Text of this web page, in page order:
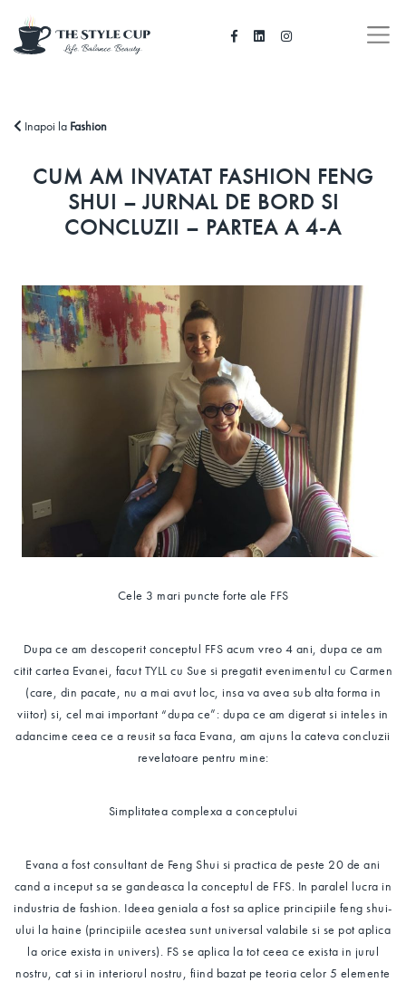
Inapoi la Fashion
CUM AM INVATAT FASHION FENG
SHUI – JURNAL DE BORD SI
CONCLUZII – PARTEA A 4-A
Cele 3 mari puncte forte ale FFS
Dupa ce am descoperit conceptul FFS acum vreo 4 ani, dupa ce am
citit cartea Evanei, facut TYLL cu Sue si pregatit evenimentul cu Carmen
(care, din pacate, nu a mai avut loc, insa va avea sub alta forma in
viitor) si, cel mai important “dupa ce”: dupa ce am digerat si inteles in
adancime ceea ce a reusit sa faca Evana, am ajuns la cateva concluzii
revelatoare pentru mine:
Simplitatea complexa a conceptului
Evana a fost consultant de Feng Shui si practica de peste 20 de ani
cand a inceput sa se gandeasca la conceptul de FFS. In paralel lucra in
industria de fashion. Ideea geniala a fost sa aplice principiile feng shui-
ului la haine (principiile acestea sunt universal valabile si se pot aplica
la orice exista in univers). FS se aplica la tot ceea ce exista in jurul
nostru, cat si in interiorul nostru, fiind bazat pe teoria celor 5 elemente